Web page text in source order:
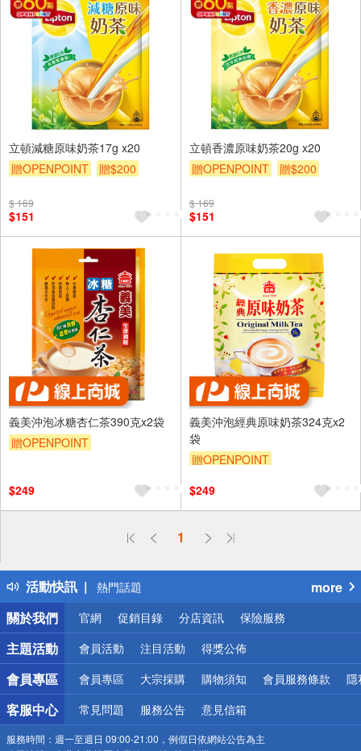
立頓減糖原味奶茶17g x20
贈OPENPOINT
贈$200
$ 169
$151
立頓香濃原味奶茶20g x20
贈OPENPOINT
贈$200
$ 169
$151
義美沖泡冰糖杏仁茶390克x2袋
贈OPENPOINT
$249
義美沖泡經典原味奶茶324克x2
袋
贈OPENPOINT
$249
1
活動快訊
偏遠地區配送
得獎公告
熱門話題
銀行優惠
偏遠地區配送
詐騙網頁！請小心！
more
關於我們
官網 促銷目錄 分店資訊 保險服務
主題活動 會員活動 注目活動 得獎公佈
會員專區 會員專區 大宗採購 購物須知 會員服務條款 隱
客服中心 常見問題 服務公告 意見信箱
服務時間： 週一至週日 09:00-21:00，例假日依網站公告為主